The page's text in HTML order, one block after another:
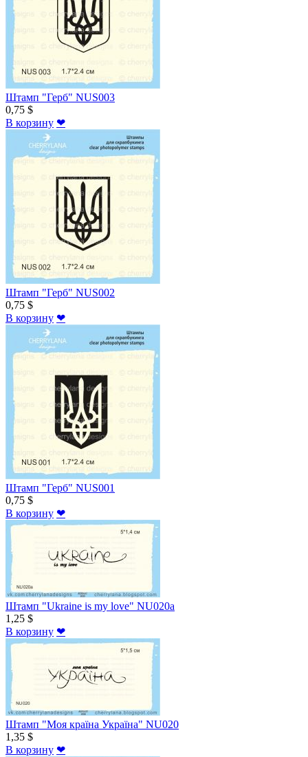
Штамп "Герб" NUS003
0,75 $
В корзину ❤
Штамп "Герб" NUS002
0,75 $
В корзину ❤
Штамп "Герб" NUS001
0,75 $
В корзину ❤
Штамп "Ukraine is my love" NU020a
1,25 $
В корзину ❤
Штамп "Моя країна Україна" NU020
1,35 $
В корзину ❤